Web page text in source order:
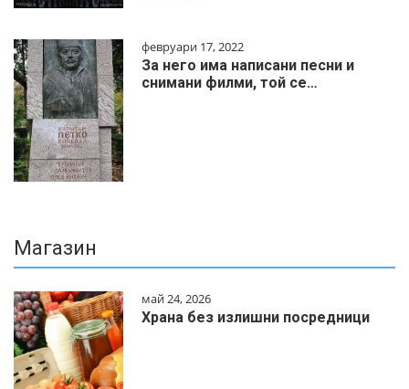
февруари 17, 2022
За него има написани песни и
снимани филми, той се…
Магазин
май 24, 2026
Храна без излишни посредници